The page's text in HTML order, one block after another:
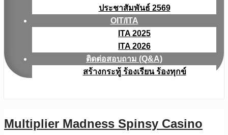
ประชาสัมพันธ์ 2569
OIT/ITA
ITA 2025
ITA 2026
ติดต่อสอบถาม (Q&A)
สร้างกระทู้ ร้องเรียน ร้องทุกข์
Multiplier Madness Spinsy Casino